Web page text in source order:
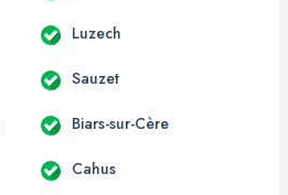
Luzech
Sauzet
Biars-sur-Cère
Cahus